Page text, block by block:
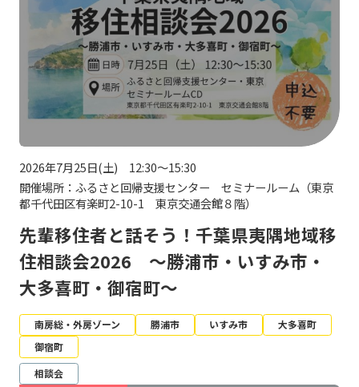
2026年7月25日(土) 12:30～15:30
開催場所：ふるさと回帰支援センター セミナールーム（東京
都千代田区有楽町2-10-1 東京交通会館８階）
先輩移住者と話そう！千葉県夷隅地域移
住相談会2026 ～勝浦市・いすみ市・
大多喜町・御宿町～
南房総・外房ゾーン 勝浦市 いすみ市
大多喜町
御宿町
相談会